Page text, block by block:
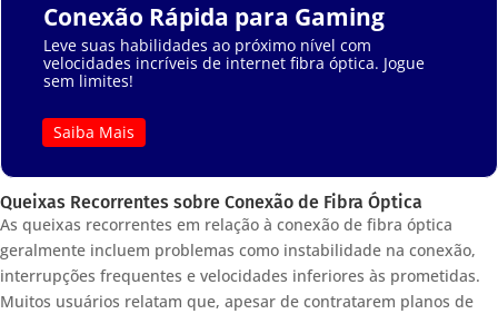
Conexão Rápida para Gaming
Leve suas habilidades ao próximo nível com
velocidades incríveis de internet fibra óptica. Jogue
sem limites!
Saiba Mais
Queixas Recorrentes sobre Conexão de Fibra Óptica
As queixas recorrentes em relação à conexão de fibra óptica
geralmente incluem problemas como instabilidade na conexão,
interrupções frequentes e velocidades inferiores às prometidas.
Muitos usuários relatam que, apesar de contratarem planos de